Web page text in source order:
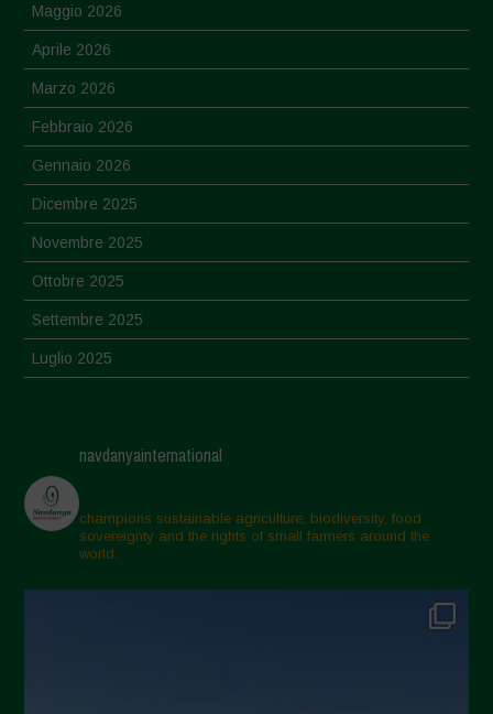
Maggio 2026
Aprile 2026
Marzo 2026
Febbraio 2026
Gennaio 2026
Dicembre 2025
Novembre 2025
Ottobre 2025
Settembre 2025
Luglio 2025
Aprile 2025
Marzo 2025
Febbraio 2025
Gennaio 2025
navdanyainternational
champions sustainable agriculture, biodiversity, food
sovereignty and the rights of small farmers around the
world.